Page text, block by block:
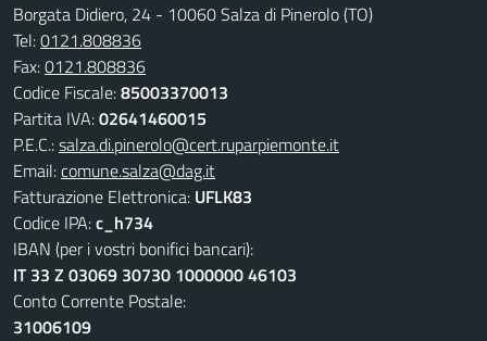
Borgata Didiero, 24 - 10060 Salza di Pinerolo (TO)
Tel:0121.808836
Fax:0121.808836
Codice Fiscale:85003370013
Partita IVA:02641460015
P.E.C.:salza.di.pinerolo@cert.ruparpiemonte.it
Email:comune.salza@dag.it
Fatturazione Elettronica: UFLK83
Codice IPA:c_h734
IBAN (per i vostri bonifici bancari):
IT 33 Z 03069 30730 1000000 46103
Conto Corrente Postale:
31006109